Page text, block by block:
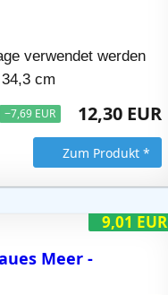
verwendet werden
cm
−7,69 EUR 12,30 EUR
Zum Produkt *
9,01 EUR
Meer -